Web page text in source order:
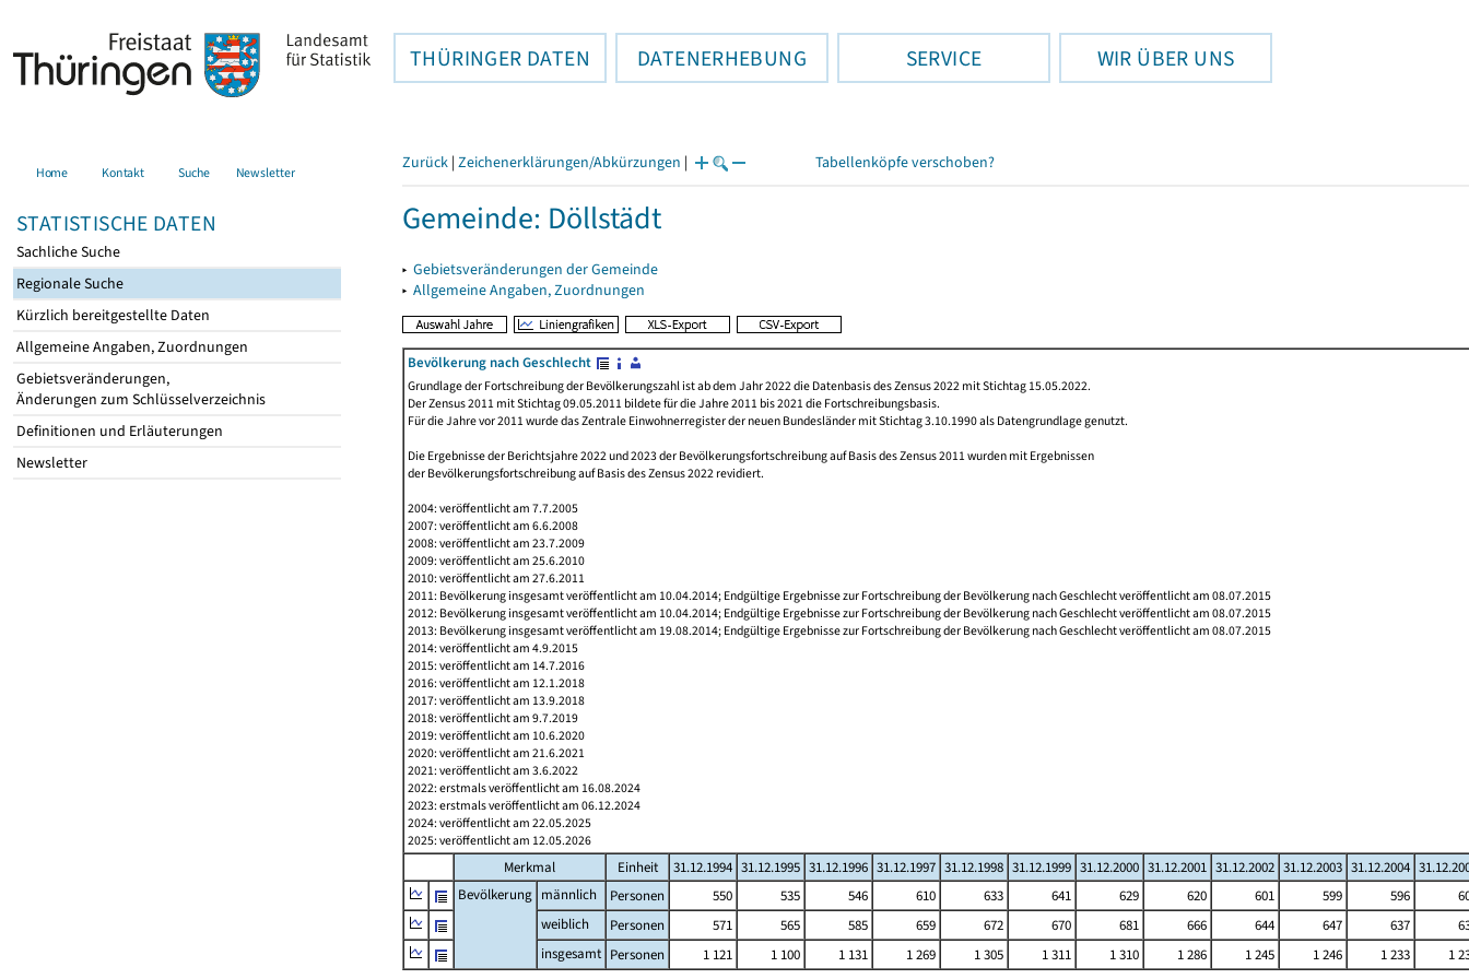
THÜRINGER DATEN DATENERHEBUNG SERVICE WIR ÜBER UNS
Home Kontakt Suche Newsletter
STATISTISCHE DATEN
Sachliche Suche
Regionale Suche
Kürzlich bereitgestellte Daten
Allgemeine Angaben, Zuordnungen
Gebietsveränderungen,
Änderungen zum Schlüsselverzeichnis
Definitionen und Erläuterungen
Newsletter
Zurück | Zeichenerklärungen/Abkürzungen | Tabellenköpfe verschoben?
Gemeinde: Döllstädt
▸ Gebietsveränderungen der Gemeinde
▸ Allgemeine Angaben, Zuordnungen
Bevölkerung nach Geschlecht
Grundlage der Fortschreibung der Bevölkerungszahl ist ab dem Jahr 2022 die Datenbasis des Zensus 2022 mit Stichtag 15.05.2022.
Der Zensus 2011 mit Stichtag 09.05.2011 bildete für die Jahre 2011 bis 2021 die Fortschreibungsbasis.
Für die Jahre vor 2011 wurde das Zentrale Einwohnerregister der neuen Bundesländer mit Stichtag 3.10.1990 als Datengrundlage genutzt.
Die Ergebnisse der Berichtsjahre 2022 und 2023 der Bevölkerungsfortschreibung auf Basis des Zensus 2011 wurden mit Ergebnissen
der Bevölkerungsfortschreibung auf Basis des Zensus 2022 revidiert.
2004: veröffentlicht am 7.7.2005
2007: veröffentlicht am 6.6.2008
2008: veröffentlicht am 23.7.2009
2009: veröffentlicht am 25.6.2010
2010: veröffentlicht am 27.6.2011
2011: Bevölkerung insgesamt veröffentlicht am 10.04.2014; Endgültige Ergebnisse zur Fortschreibung der Bevölkerung nach Geschlecht veröffentlicht am 08.07.2015
2012: Bevölkerung insgesamt veröffentlicht am 10.04.2014; Endgültige Ergebnisse zur Fortschreibung der Bevölkerung nach Geschlecht veröffentlicht am 08.07.2015
2013: Bevölkerung insgesamt veröffentlicht am 19.08.2014; Endgültige Ergebnisse zur Fortschreibung der Bevölkerung nach Geschlecht veröffentlicht am 08.07.2015
2014: veröffentlicht am 4.9.2015
2015: veröffentlicht am 14.7.2016
2016: veröffentlicht am 12.1.2018
2017: veröffentlicht am 13.9.2018
2018: veröffentlicht am 9.7.2019
2019: veröffentlicht am 10.6.2020
2020: veröffentlicht am 21.6.2021
2021: veröffentlicht am 3.6.2022
2022: erstmals veröffentlicht am 16.08.2024
2023: erstmals veröffentlicht am 06.12.2024
2024: veröffentlicht am 22.05.2025
2025: veröffentlicht am 12.05.2026
Merkmal Einheit 31.12.1994 31.12.1995 31.12.1996 31.12.1997 31.12.1998 31.12.1999 31.12.2000 31.12.2001 31.12.2002 31.12.2003 31.12.2004
Bevölkerung männlich Personen 550 535 546 610 633 641 629 620 601 599 596
weiblich
Personen 571 565 585 659 672 670 681 666 644 647 637
insgesamt Personen 1 121 1 100 1 131 1 269 1 305 1 311 1 310 1 286 1 245 1 246 1 233 1